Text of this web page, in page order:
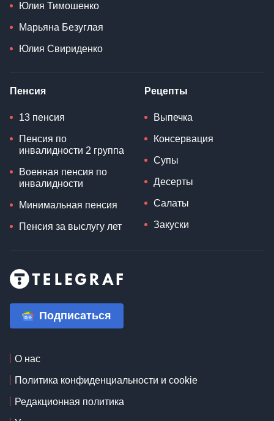
Юлия Тимошенко
Марьяна Безуглая
Юлия Свириденко
Пенсия
13 пенсия
Пенсия по
инвалидности 2 группа
Военная пенсия по
инвалидности
Минимальная пенсия
Пенсия за выслугу лет
Рецепты
Выпечка
Консервация
Супы
Десерты
Салаты
Закуски
Подписаться
О нас
Политика конфиденциальности и cookie
Редакционная политика